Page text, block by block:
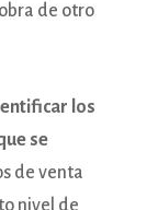
de otro
los
se
de venta
nivel de